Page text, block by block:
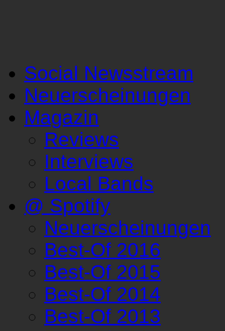
Social Newsstream
Neuerscheinungen
Magazin
Reviews
Interviews
Local Bands
@ Spotify
Neuerscheinungen
Best-Of 2016
Best-Of 2015
Best-Of 2014
Best-Of 2013